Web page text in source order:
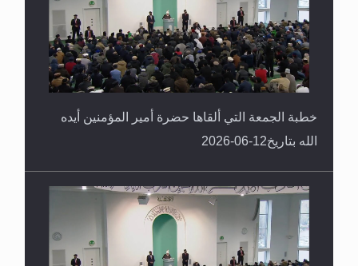
خطبة الجمعة التي ألقاها حضرة أمير المؤمنين أيده
الله بتاريخ12-06-2026